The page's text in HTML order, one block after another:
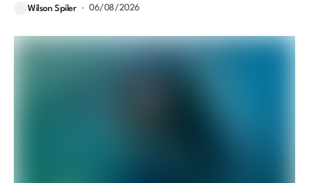
Wilson Spiler 06/08/2026